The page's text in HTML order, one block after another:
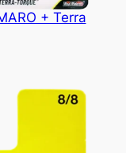
+ Terra